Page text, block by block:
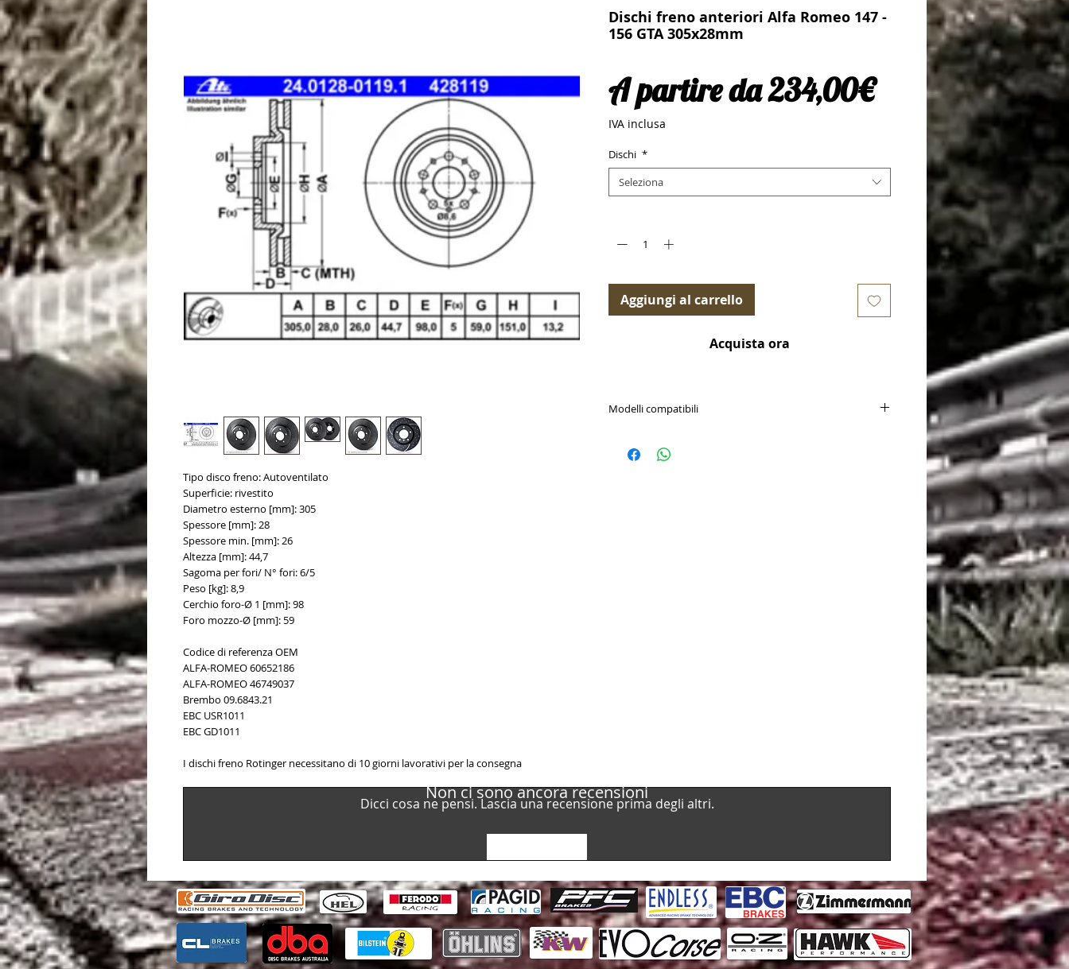
Tipo disco freno: Autoventilato
Superficie: rivestito
Diametro esterno [mm]: 305
Spessore [mm]: 28
Spessore min. [mm]: 26
Altezza [mm]: 44,7
Sagoma per fori/ N° fori: 6/5
Peso [kg]: 8,9
Cerchio foro-Ø 1 [mm]: 98
Foro mozzo-Ø [mm]: 59
Codice di referenza OEM
ALFA-ROMEO 60652186
ALFA-ROMEO 46749037
Brembo 09.6843.21
EBC USR1011
EBC GD1011
I dischi freno Rotinger necessitano di 10 giorni lavorativi per la consegna
Dischi freno anteriori Alfa Romeo 147 -
156 GTA 305x28mm
A partire da234,00€Prezzo scontato
IVA inclusa
Dischi *
Seleziona
Aggiungi al carrello
Acquista ora
Modelli compatibili
/ 147 3.2 2002-2003
Non ci sono ancora recensioni
Dicci cosa ne pensi. Lascia una recensione prima degli altri.